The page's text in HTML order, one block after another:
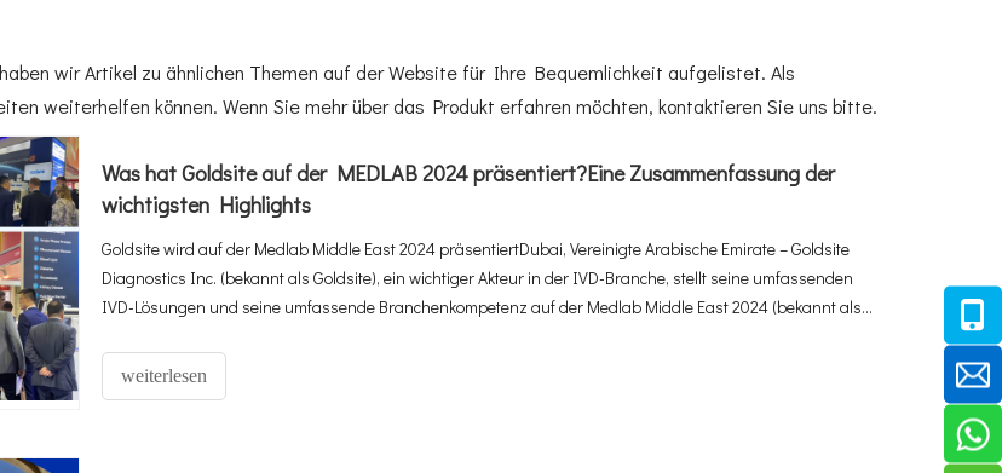
wir Artikel zu ähnlichen Themen auf der Website für Ihre Bequemlichkeit aufgelistet. Als
weiterhelfen können. Wenn Sie mehr über das Produkt erfahren möchten, kontaktieren Sie uns bitte.
Was hat Goldsite auf der MEDLAB 2024 präsentiert?Eine Zusammenfassung der
wichtigsten Highlights
Goldsite wird auf der Medlab Middle East 2024 präsentiertDubai, Vereinigte Arabische Emirate – Goldsite
Diagnostics Inc. (bekannt als Goldsite), ein wichtiger Akteur in der IVD-Branche, stellt seine umfassenden
IVD-Lösungen und seine umfassende Branchenkompetenz auf der Medlab Middle East 2024 (bekannt als
weiterlesen